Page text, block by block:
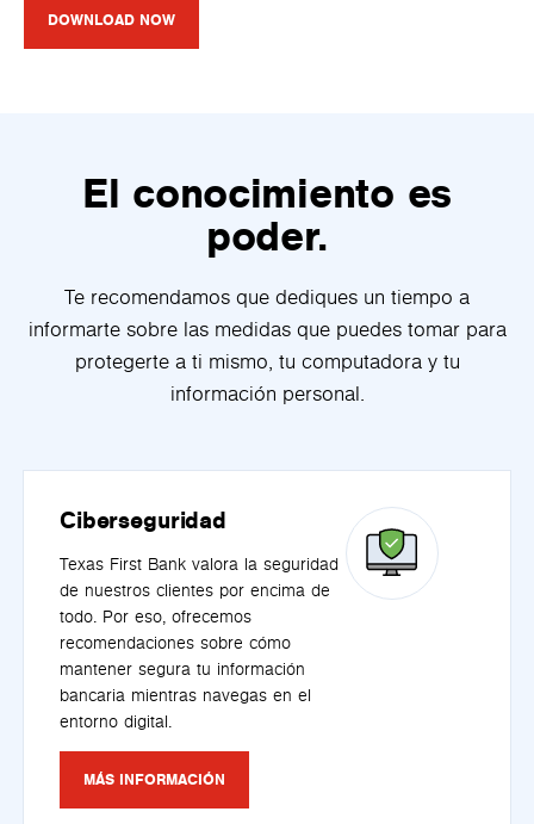
DOWNLOAD NOW
El conocimiento es
poder.
Te recomendamos que dediques un tiempo a
informarte sobre las medidas que puedes tomar para
protegerte a ti mismo, tu computadora y tu
información personal.
Ciberseguridad
Texas First Bank valora la seguridad
de nuestros clientes por encima de
todo. Por eso, ofrecemos
recomendaciones sobre cómo
mantener segura tu información
bancaria mientras navegas en el
entorno digital.
MÁS INFORMACIÓN